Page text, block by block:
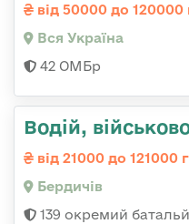
від 50000 до 120000
Вся Україна
42 ОМБр
Водій,
від 21000 до 121000
Бердичів
139 окремий